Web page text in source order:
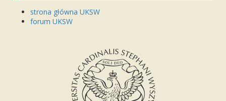
strona główna UKSW
forum UKSW